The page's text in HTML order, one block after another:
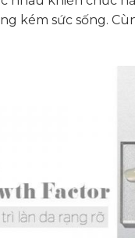
kém sức sống.